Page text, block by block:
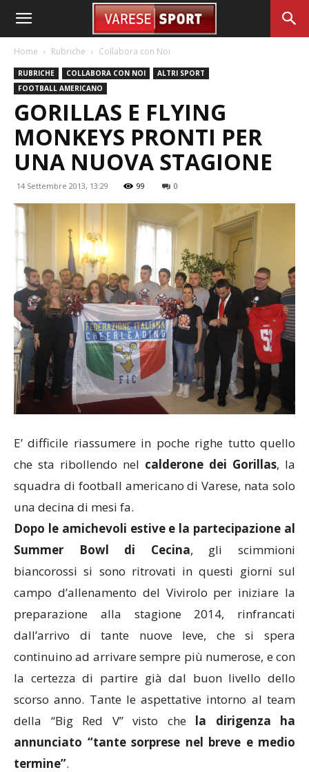
Home Rubriche Collabora con Noi
RUBRICHE COLLABORA CON NOI
ALTRI SPORT
FOOTBALL AMERICANO
GORILLAS E FLYING
MONKEYS PRONTI PER
UNA NUOVA STAGIONE
14 Settembre 2013, 13:29 99 0
E’ difficile riassumere in poche righe tutto quello
che sta ribollendo nel calderone dei Gorillas, la
squadra di football americano di Varese, nata solo
una decina di mesi fa.
Dopo le amichevoli estive e la partecipazione al
Summer Bowl di Cecina, gli scimmioni
biancorossi si sono ritrovati in questi giorni sul
campo d’allenamento del Vivirolo per iniziare la
preparazione alla stagione 2014, rinfrancati
dall’arrivo di tante nuove leve, che si spera
continuino ad arrivare sempre più numerose, e con
la certezza di partire già dal buon livello dello
scorso anno. Tante le aspettative intorno al team
della “Big Red V” visto che la dirigenza ha
annunciato “tante sorprese nel breve e medio
termine”.